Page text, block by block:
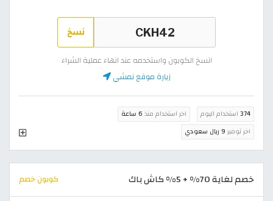
نسخ
انسخ الكوبون واستخدمه عند انهاء عملية الشراء
زيارة موقع نمشي
374 استخدام اليوم اخر استخدام منذ 6 ساعة
اخر توفير 9 ريال سعودي
خصم لغاية 70% + 5% كاش باك كوبون خصم